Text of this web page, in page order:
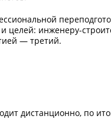
целей: инженеру-
— третий.
дистанционно, по